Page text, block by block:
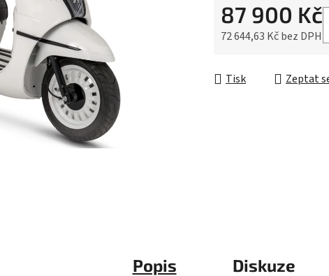
0,0
87 900 Kč
72 644,63 Kč bez DPH
Tisk Zeptat
Popis Diskuze